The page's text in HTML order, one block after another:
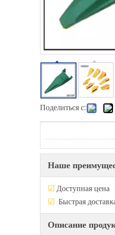
Поделиться с:
Наше
☑
☑ Быстрая
Описание